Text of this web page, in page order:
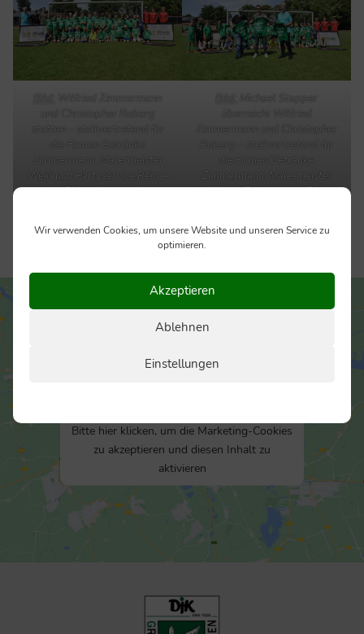
Wir verwenden Cookies, um unsere Website und unseren Service zu
optimieren.
Akzeptieren
Ablehnen
Einstellungen
Bild:
Wilfried Zimmermann
und Christopher Roberg
statten – stellvertretend für
die Firmen Getränke
Zimmermann, Malermeister
Weiß und Partyservice Rehr –
dem Fußballcamp einen
Bild:
Michael Stapper
überreicht Wilfried
Zimmermann und Christopher
Roberg – stellvertretend für
die Firmen Getränke
Zimmermann, Malermeister
Weiß und Partyservice Rehr –
Bitte hier klicken, um die Marketing-Cookies
zu akzeptieren und diesen Inhalt zu
aktivieren